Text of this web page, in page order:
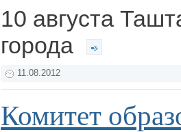
10 августа
города
11.08.2012
Комитет